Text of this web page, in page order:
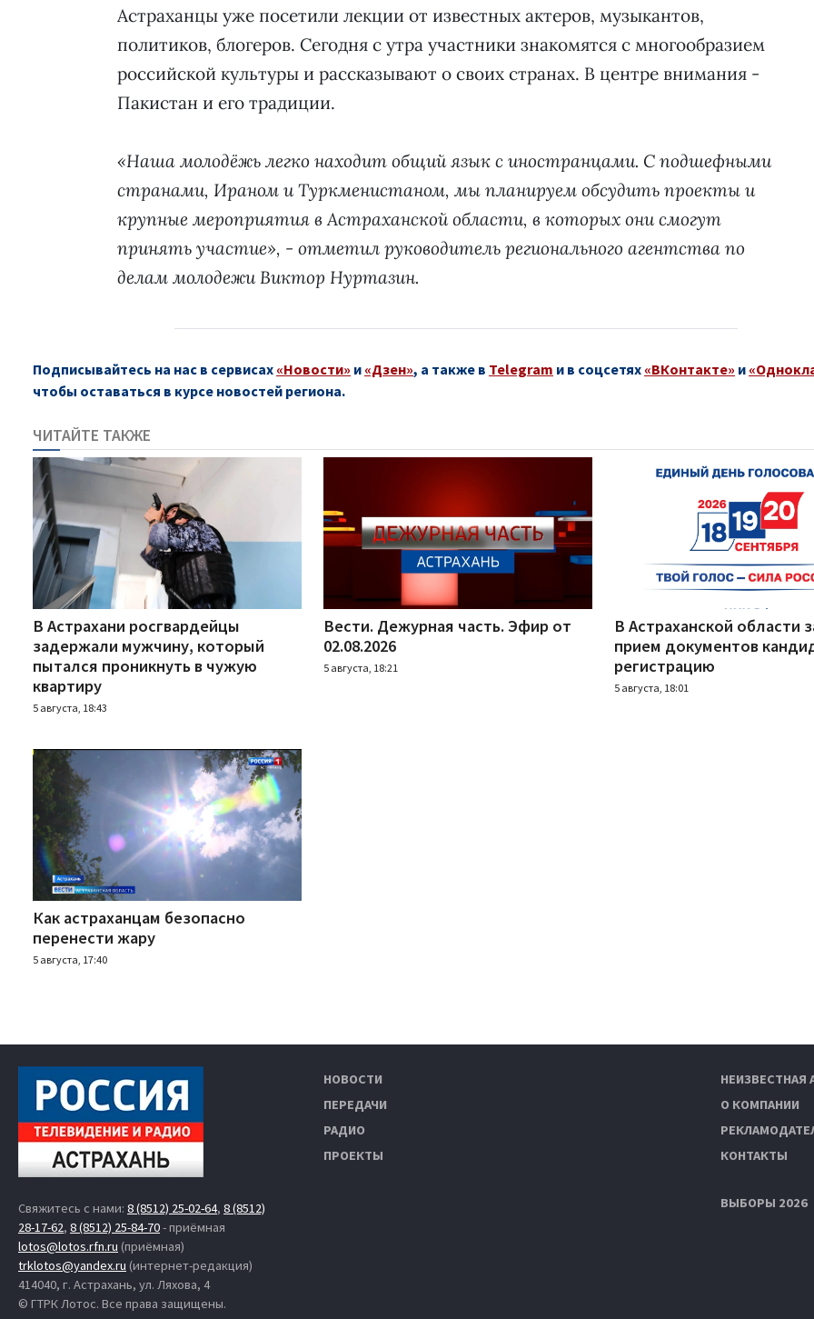
Астраханцы уже посетили лекции от известных актеров, музыкантов,
политиков, блогеров. Сегодня с утра участники знакомятся с многообразием
российской культуры и рассказывают о своих странах. В центре внимания -
Пакистан и его традиции.
«Наша молодёжь легко находит общий язык с иностранцами. С подшефными
странами, Ираном и Туркменистаном, мы планируем обсудить проекты и
крупные мероприятия в Астраханской области, в которых они смогут
принять участие», - отметил руководитель регионального агентства по
делам молодежиВиктор Нуртазин.
Подписывайтесь на нас в сервисах «Новости» и «Дзен», а также в Telegram и в соцсетях «ВКонтакте» и
чтобы оставаться в курсе новостей региона.
ЧИТАЙТЕ ТАКЖЕ
В Астрахани росгвардейцы
задержали мужчину, который
пытался проникнуть в чужую
квартиру
5 августа, 18:43
Вести. Дежурная часть. Эфир от
02.08.2026
5 августа, 18:21
В Астраханской области
прием документов
регистрацию
5 августа, 18:01
Как астраханцам безопасно
перенести жару
5 августа, 17:40
Свяжитесь с нами: 8 (8512) 25-02-64, 8 (8512)
28-17-62, 8 (8512) 25-84-70- приёмная
lotos@lotos.rfn.ru (приёмная)
trklotos@yandex.ru (интернет-редакция)
414040, г. Астрахань, ул. Ляхова, 4
© ГТРК Лотос. Все права защищены.
НОВОСТИ
ПЕРЕДАЧИ
РАДИО
ПРОЕКТЫ
НЕИЗВЕСТНАЯ
О КОМПАНИИ
КОНТАКТЫ
ВЫБОРЫ 2026